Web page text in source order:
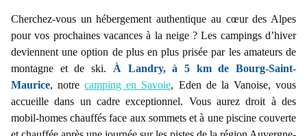
Cherchez-vous un hébergement authentique au cœur des Alpes
pour vos prochaines vacances à la neige ? Les campings d’hiver
deviennent une option de plus en plus prisée par les amateurs de
montagne et de ski. À Landry, à 5 km de Bourg-Saint-
Maurice, notrecamping en Savoie, Eden de la Vanoise, vous
accueille dans un cadre exceptionnel. Vous aurez droit à des
mobil-homes chauffés face aux sommets et à une piscine couverte